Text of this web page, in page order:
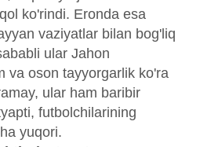
ko'rindi. Eronda esa
vaziyatlar bilan bog'liq
ular Jahon
va oson tayyorgarlik ko'ra
ular ham baribir
futbolchilarining
yuqori.